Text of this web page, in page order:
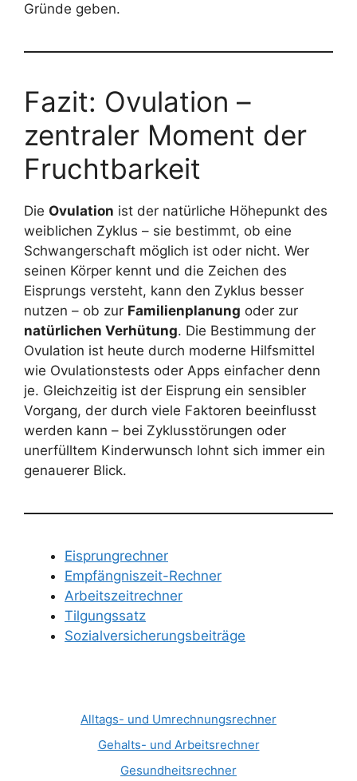
Gründe geben.
Fazit: Ovulation –
zentraler Moment der
Fruchtbarkeit
Die Ovulation ist der natürliche Höhepunkt des
weiblichen Zyklus – sie bestimmt, ob eine
Schwangerschaft möglich ist oder nicht. Wer
seinen Körper kennt und die Zeichen des
Eisprungs versteht, kann den Zyklus besser
nutzen – ob zur Familienplanung oder zur
natürlichen Verhütung. Die Bestimmung der
Ovulation ist heute durch moderne Hilfsmittel
wie Ovulationstests oder Apps einfacher denn
je. Gleichzeitig ist der Eisprung ein sensibler
Vorgang, der durch viele Faktoren beeinflusst
werden kann – bei Zyklusstörungen oder
unerfülltem Kinderwunsch lohnt sich immer ein
genauerer Blick.
Eisprungrechner
Empfängniszeit-Rechner
Arbeitszeitrechner
Tilgungssatz
Sozialversicherungsbeiträge
Alltags- und Umrechnungsrechner
Gehalts- und Arbeitsrechner
Gesundheitsrechner